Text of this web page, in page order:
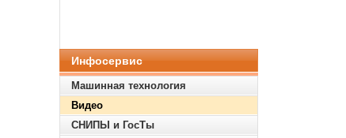
Инфосервис
Машинная технология
Видео
СНИПЫ и ГосТы